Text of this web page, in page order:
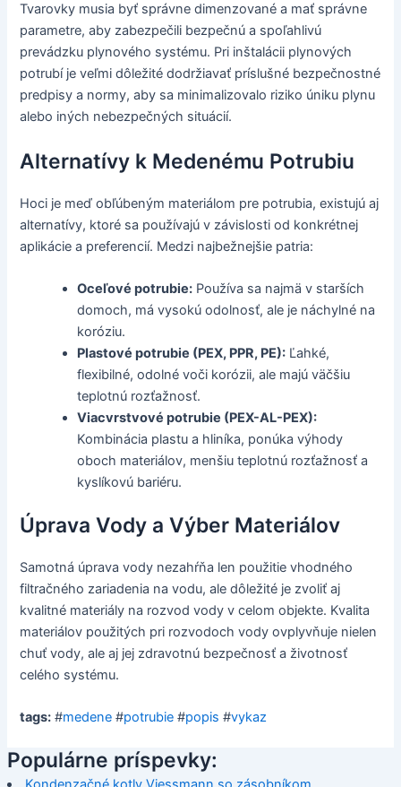
Tvarovky musia byť správne dimenzované a mať správne
parametre, aby zabezpečili bezpečnú a spoľahlivú
prevádzku plynového systému. Pri inštalácii plynových
potrubí je veľmi dôležité dodržiavať príslušné bezpečnostné
predpisy a normy, aby sa minimalizovalo riziko úniku plynu
alebo iných nebezpečných situácií.
Alternatívy k Medenému Potrubiu
Hoci je meď obľúbeným materiálom pre potrubia, existujú aj
alternatívy, ktoré sa používajú v závislosti od konkrétnej
aplikácie a preferencií. Medzi najbežnejšie patria:
Oceľové potrubie: Používa sa najmä v starších
domoch, má vysokú odolnosť, ale je náchylné na
koróziu.
Plastové potrubie (PEX, PPR, PE): Ľahké,
flexibilné, odolné voči korózii, ale majú väčšiu
teplotnú rozťažnosť.
Viacvrstvové potrubie (PEX-AL-PEX):
Kombinácia plastu a hliníka, ponúka výhody
oboch materiálov, menšiu teplotnú rozťažnosť a
kyslíkovú bariéru.
Úprava Vody a Výber Materiálov
Samotná úprava vody nezahŕňa len použitie vhodného
filtračného zariadenia na vodu, ale dôležité je zvoliť aj
kvalitné materiály na rozvod vody v celom objekte. Kvalita
materiálov použitých pri rozvodoch vody ovplyvňuje nielen
chuť vody, ale aj jej zdravotnú bezpečnosť a životnosť
celého systému.
tags: #medene #potrubie #popis #vykaz
Populárne príspevky: